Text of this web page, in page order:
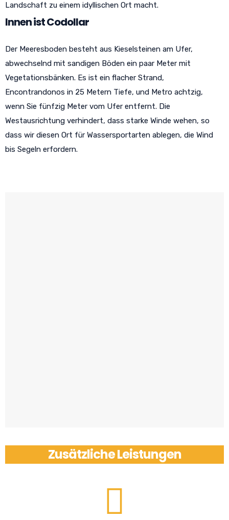
Landschaft zu einem idyllischen Ort macht.
Innen ist Codollar
Der Meeresboden besteht aus Kieselsteinen am Ufer,
abwechselnd mit sandigen Böden ein paar Meter mit
Vegetationsbänken. Es ist ein flacher Strand,
Encontrandonos in 25 Metern Tiefe, und Metro achtzig,
wenn Sie fünfzig Meter vom Ufer entfernt. Die
Westausrichtung verhindert, dass starke Winde wehen, so
dass wir diesen Ort für Wassersportarten ablegen, die Wind
bis Segeln erfordern.
Zusätzliche Leistungen